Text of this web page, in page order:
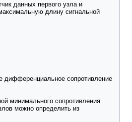
данных первого узла и
длину сигнальной
дифференциальное сопротивление
минимального сопротивления
можно определить из